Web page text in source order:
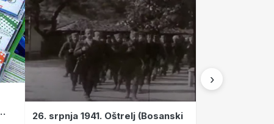
26. srpnja 1941. Oštrelj (Bosanski
›